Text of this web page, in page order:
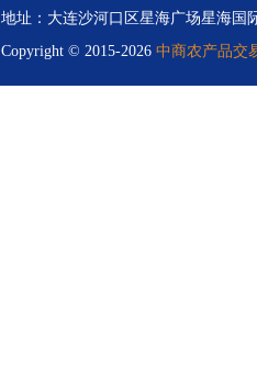
地址：大连沙河口区星海广场星海国
Copyright © 2015-2026 中商农产品交